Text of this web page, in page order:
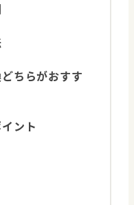
ちらがおすす
ント